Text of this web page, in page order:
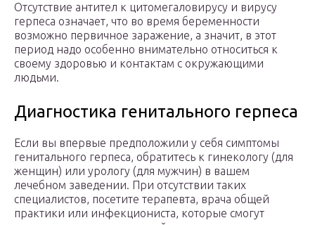
Отсутствие антител к цитомегаловирусу и вирусу
герпеса означает, что во время беременности
возможно первичное заражение, а значит, в этот
период надо особенно внимательно относиться к
своему здоровью и контактам с окружающими
людьми.
Диагностика генитального герпеса
Если вы впервые предположили у себя симптомы
генитального герпеса, обратитесь к гинекологу (для
женщин) или урологу (для мужчин) в вашем
лечебном заведении. При отсутствии таких
специалистов, посетите терапевта, врача общей
практики или инфекциониста, которые смогут